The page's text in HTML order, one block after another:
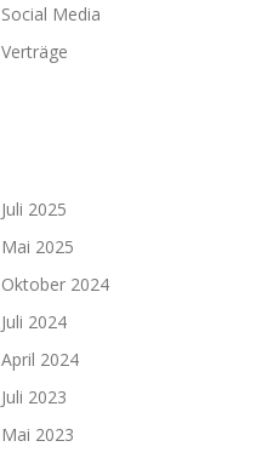
Social Media
Verträge
Juli 2025
Mai 2025
Oktober 2024
Juli 2024
April 2024
Juli 2023
Mai 2023